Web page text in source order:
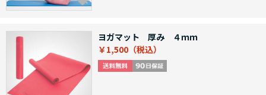
ヨガマット 厚み ４ｍｍ
￥1,500